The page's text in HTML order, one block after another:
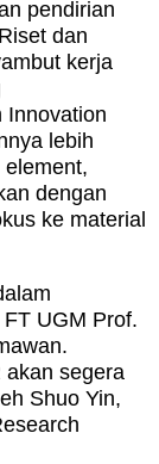
pendirian
dan
kerja
Innovation
lebih
dengan
ke material
UGM Prof.
akan segera
Shuo Yin,